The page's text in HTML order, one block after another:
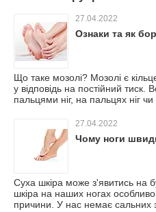
27.04.2022
Ознаки та як
Що таке мозолі? Мозолі є
у відповідь на постійний
пальцями ніг, на пальцях ніг чи
27.04.2022
Чому ноги
Суха шкіра може з'явитись на
шкіра на наших ногах особливо
причини. У нас немає сальних